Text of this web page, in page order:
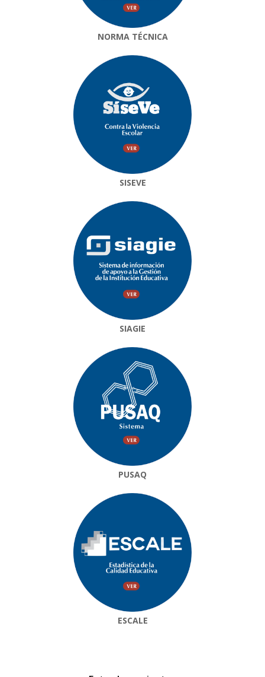
NORMA TÉCNICA
SISEVE
SIAGIE
PUSAQ
ESCALE